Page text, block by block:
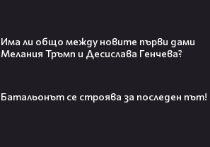
Има ли общо между новите първи дами
Мелания Тръмп и Десислава Генчева?
Батальонът се строява за последен път!
Бербо смени терена: от „Олд
Трафорд“ директно на